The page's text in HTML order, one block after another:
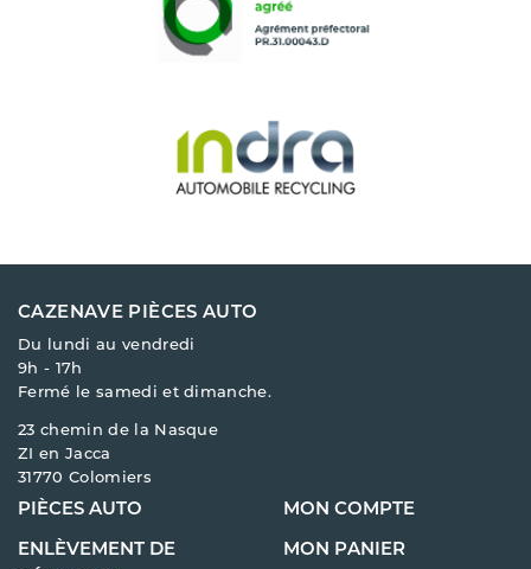
CAZENAVE PIÈCES AUTO
Du lundi au vendredi
9h - 17h
Fermé le samedi et dimanche.
23 chemin de la Nasque
ZI en Jacca
31770 Colomiers
PIÈCES AUTO
ENLÈVEMENT DE
MON COMPTE
MON PANIER